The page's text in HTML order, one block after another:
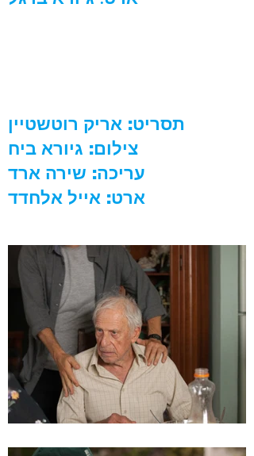
תסריט: אריק רוטשטיין
צילום: גיורא ביח
עריכה: שירה ארד
ארט: אייל אלחדד